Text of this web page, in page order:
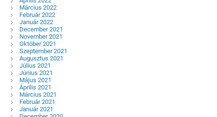
Március 2022
Február 2022
Január 2022
December 2021
November 2021
Október 2021
Szeptember 2021
Augusztus 2021
Július 2021
Június 2021
Május 2021
Április 2021
Március 2021
Február 2021
Január 2021